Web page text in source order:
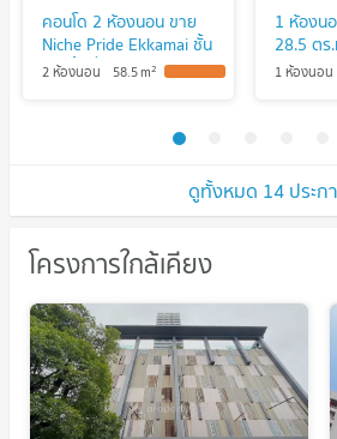
ดูทั้งหมด 14 ประก
คอนโด 2 ห้องนอน ขาย
Niche Pride Ekkamai ชั้น
28 พื้นที่ 58.5 ตร.ม. ใกล้
2 ห้องนอน 58.5m2
1 ห้องน
28.5 ตร
เอกมัย
1 ห้องนอน
โครงการใกล้เคียง